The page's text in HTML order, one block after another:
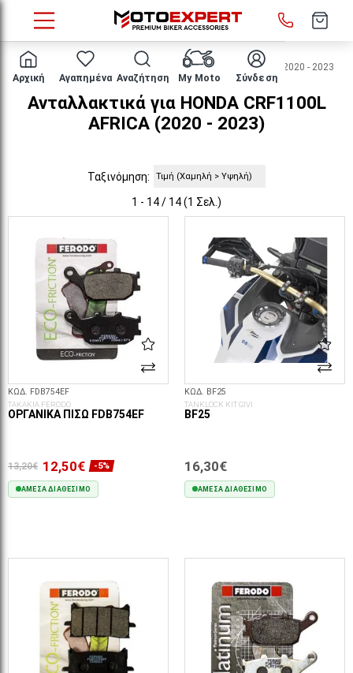
Αρχική Αγαπημένα Αναζήτηση My Moto Σύνδεση
HOME Μάρκα/μοντέλο HONDA CRF1100L AFRICA 2020 - 2023
Ανταλλακτικά για HONDA CRF1100L
AFRICA (2020 - 2023)
Ταξινόμηση:
1 - 14 / 14 (1 Σελ.)
ΚΩΔ. FDB754EF
ΤΑΚΑΚΙΑ FERODO
ΟΡΓΑΝΙΚΆ ΠΊΣΩ FDB754EF
13,20€ 12,50€ -5%
ΆΜΕΣΑ ΔΙΑΘΈΣΙΜΟ
ΚΩΔ. BF25
TANKLOCK KIT GIVI
BF25
16,30€
ΆΜΕΣΑ ΔΙΑΘΈΣΙΜΟ